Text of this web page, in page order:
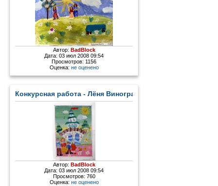
Автор: BadBlock
Дата: 03 июл 2008 09:54
Просмотров: 1156
Оценка: не оценено
Конкурсная работа - Лёня Виноградов.jpg
Автор: BadBlock
Дата: 03 июл 2008 09:54
Просмотров: 760
Оценка: не оценено